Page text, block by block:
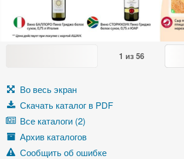
1 из 56
Во весь экран
Скачать каталог в PDF
Все каталоги (2)
Архив каталогов
Сообщить об ошибке